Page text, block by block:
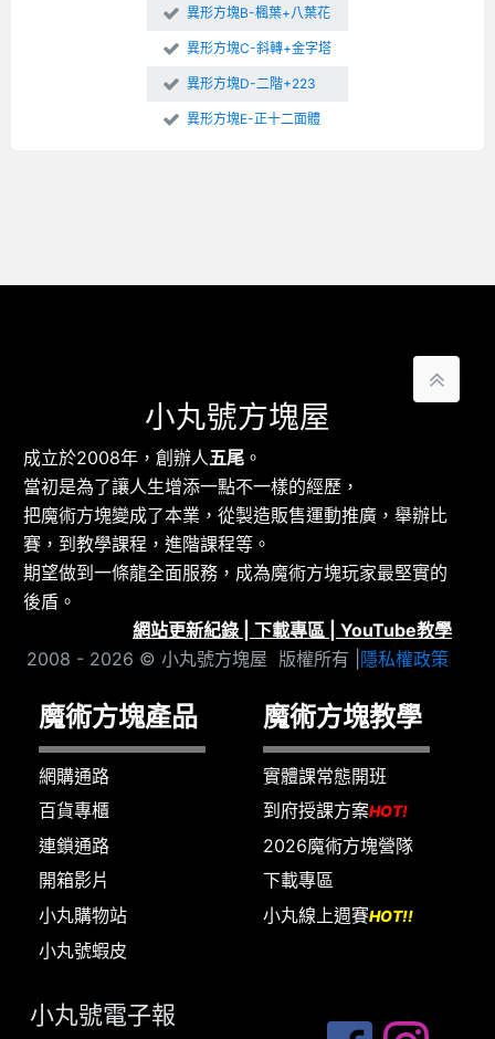
異形方塊B-楓葉+八葉花
異形方塊C-斜轉+金字塔
異形方塊D-二階+223
異形方塊E-正十二面體
小丸號方塊屋
成立於2008年，創辦人五尾 。
當初是為了讓人生增添一點不一樣的經歷，
把魔術方塊變成了本業，從製造販售運動推廣，舉辦比
賽，到教學課程，進階課程等。
期望做到一條龍全面服務，成為魔術方塊玩家最堅實的
後盾。
網站更新紀錄
下載專區
YouTube教學
2008 - 2026 © 小丸號方塊屋 版權所有 | 隱私權政策
魔術方塊產品
網購通路
百貨專櫃
連鎖通路
開箱影片
小丸購物站
小丸號蝦皮
魔術方塊教學
實體課常態開班
到府授課方案HOT!
2026魔術方塊營隊
下載專區
小丸線上週賽HOT!!
小丸號電子報